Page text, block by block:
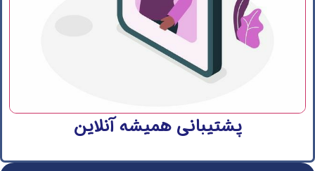
پشتیبانی همیشه آنلاین